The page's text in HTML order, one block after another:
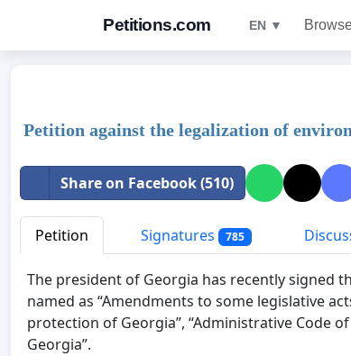
Petitions.com EN ▼
Petition against the legalization of
Share on Facebook (510)
Petition Signatures 785
The president of Georgia has recently signed
named as “Amendments to some legislative
protection of Georgia”, “Administrative Code
Georgia”.